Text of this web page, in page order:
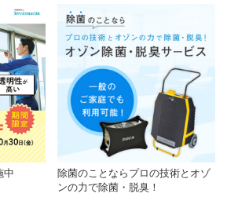
中
除菌のことならプロの技術とオゾ
ンの力で除菌・脱臭！